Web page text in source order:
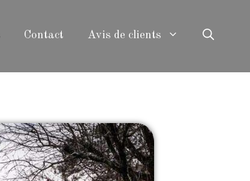
Contact Avis de clients